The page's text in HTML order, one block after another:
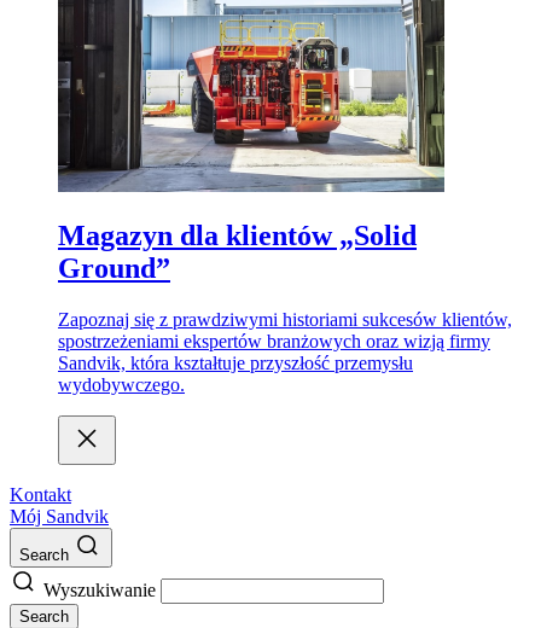
Magazyn dla klientów „Solid
Ground”
Zapoznaj się z prawdziwymi historiami sukcesów klientów,
spostrzeżeniami ekspertów branżowych oraz wizją firmy
Sandvik, która kształtuje przyszłość przemysłu
wydobywczego.
Kontakt
Mój Sandvik
Search
Wyszukiwanie
Search